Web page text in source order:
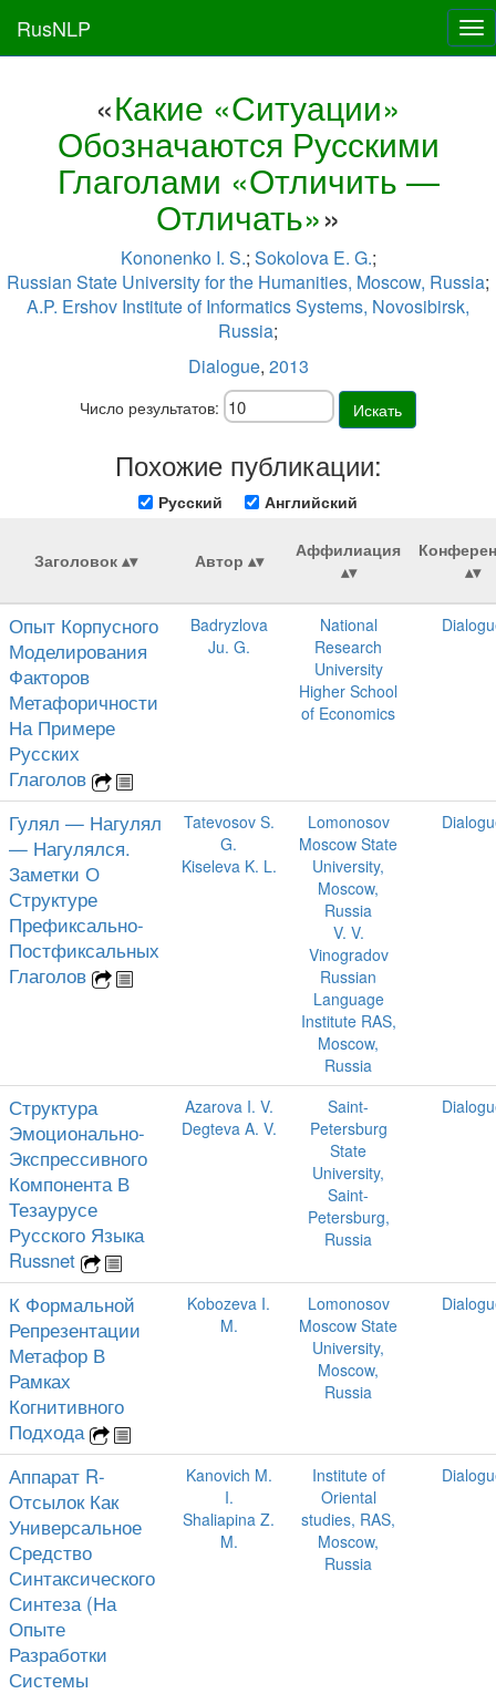
RusNLP
«Какие «Ситуации»
Обозначаются Русскими
Глаголами «Отличить —
Отличать»»
Kononenko I. S.; Sokolova E. G.;
Russian State University for the Humanities, Moscow, Russia;
A.P. Ershov Institute of Informatics Systems, Novosibirsk,
Russia;
Dialogue, 2013
Число результатов: Искать
Похожие публикации:
Русский Английский
Заголовок Автор Аффилиация
Опыт Корпусного
Моделирования
Факторов
Метафоричности
На Примере
Русских
Глаголов
Badryzlova
Ju. G.
National
Research
University
Higher School
of Economics
Гулял — Нагулял
— Нагулялся.
Заметки О
Структуре
Префиксально-
Постфиксальных
Глаголов
Tatevosov S.
G.
Kiseleva K. L.
Lomonosov
Moscow State
University,
Moscow,
Russia
V. V.
Vinogradov
Russian
Language
Institute RAS,
Moscow,
Russia
Структура
Эмоционально-
Экспрессивного
Компонента В
Тезаурусе
Русского Языка
Russnet
Azarova I. V.
Degteva A. V.
Saint-
Petersburg
State
University,
Saint-
Petersburg,
Russia
К Формальной
Репрезентации
Метафор В
Рамках
Когнитивного
Подхода
Kobozeva I.
M.
Lomonosov
Moscow State
University,
Moscow,
Russia
Аппарат R-
Отсылок Как
Универсальное
Средство
Синтаксического
Синтеза (На
Опыте
Разработки
Системы
Kanovich M.
I.
Shaliapina Z.
M.
Institute of
Oriental
studies, RAS,
Moscow,
Russia